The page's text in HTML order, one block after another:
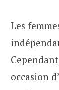
Les
occasion